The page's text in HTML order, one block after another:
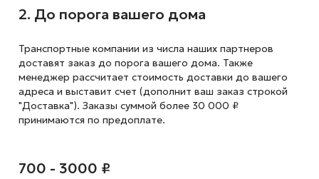
2. До порога вашего дома
Транспортные компании из числа наших партнеров
доставят заказ до порога вашего дома. Также
менеджер рассчитает стоимость доставки до вашего
адреса и выставит счет (дополнит ваш заказ строкой
"Доставка"). Заказы суммой более 30 000 ₽
принимаются по предоплате.
700 - 3000 ₽